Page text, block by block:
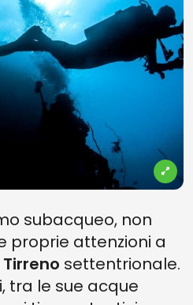
subacqueo, non
proprie attenzioni a
settentrionale.
tra le sue acque